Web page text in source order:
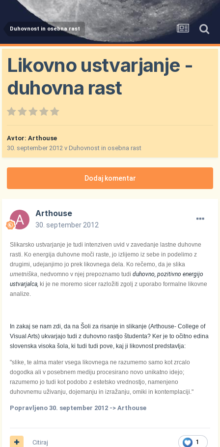
Duhovnost in osebna rast
Likovno ustvarjanje -
duhovna rast
Avtor:Arthouse
30. september 2012 vDuhovnost in osebna rast
Dodaj komentar
Arthouse
30. september 2012
Slikarsko ustvarjanje je tudi intenziven uvid v zavedanje lastne duhovne
rasti. Ko energija duhovne moči raste, jo izlijemo iz sebe in podelimo z
drugimi, udejanjimo jo prek likovnega dela. Ko rečemo, da je slika
umetniška, nedvomno v njej prepoznamo tudiduhovno, pozitivno energijo
ustvarjalca, ki je ne moremo sicer razložiti zgolj z uporabo formalne likovne
analize.
In zakaj se nam zdi, da na Šoli za risanje in slikanje (Arthouse- College of
Visual Arts) ukvarjajo tudi z duhovno rastjo študenta? Ker je to očitno edina
slovenska visoka šola, ki tudi tudi pove, kaj ji likovnost predstavlja:
"slike, te alma mater vsega likovnega ne razumemo samo kot zrcalo
dogodka ali v posebnem mediju procesirano novo unikatno idejo;
razumemo jo tudi kot podobo z estetsko vrednostjo, namenjeno
duhovnemu uživanju, dojemanju in izražanju, omiki in kontemplaciji."
Popravljeno30. september 2012 -> Arthouse
1
Citiraj